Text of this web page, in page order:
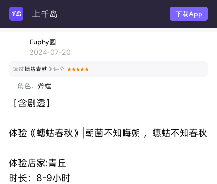
玩主 上千岛 下载App
Euphy圆
2024-07-20
玩过蟪蛄春秋  评分
角色： 斧螳
【含剧透】
体验《蟪蛄春秋》|朝菌不知晦朔 ，蟪蛄不知春秋
体验店家:青丘
时长：8-9小时